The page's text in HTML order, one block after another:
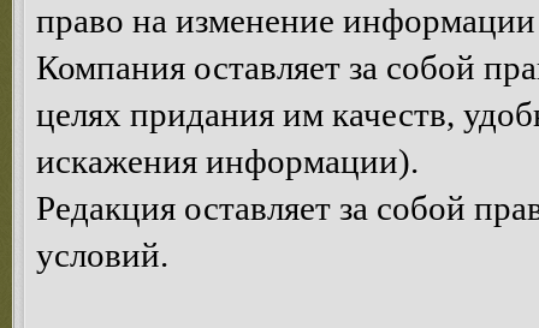
право на изменение
Компания оставляет за собой
целях придания им качеств,
искажения информации).
Редакция оставляет за собой
условий.